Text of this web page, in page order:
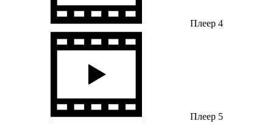
Плеер 4
Плеер 5